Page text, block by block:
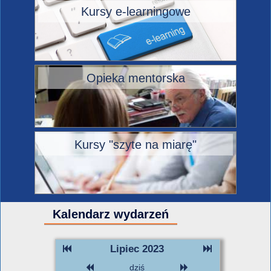
Kursy e-learningowe
Opieka mentorska
Kursy "szyte na miarę"
Kalendarz wydarzeń
Lipiec 2023
dziś